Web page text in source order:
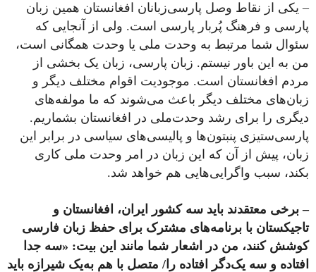
– یکی از نقاط وصل پارسی‌زبانان افغانستان همین زبان
پارسی و فرهنگ پُربار پارسی است. ولی از آنجایی که
سئوال شما مرتبط به وحدت‌ ملی یا وحدت همگانی است،
من به این باور نیستم. زبان پارسی، زبان یک بخشی از
مردم افغانستان است. موجودیت اقوام مختلف دیگر و
زبان‌های مختلف دیگر باعث می‌شوند که ما مولفه‌های
دیگری را برای رشد وحدت‌ملی در افغانستان بشماریم.
پارسی‌ستیزی پنبتون‌ها و پالیسی‌های سیاسی در برابر این
زبان، پیش از آن ‌که این زبان در امر وحدت ‌ملی کاری
بکند، سبب واگرایی‌هایی هم خواهد شد.
– برخی معتقدند باید سه کشور ایران، افغانستان و
تاجیکستان با برنامه‌های مشترک برای حفظ زبان فارسی
کوشش کنند، من در اشعار شما مانند این بیت: «سه‌ جدا
افتاده و سه یک‌دگر افتاده را/ متصل با هم به‌یک شیرازه باید